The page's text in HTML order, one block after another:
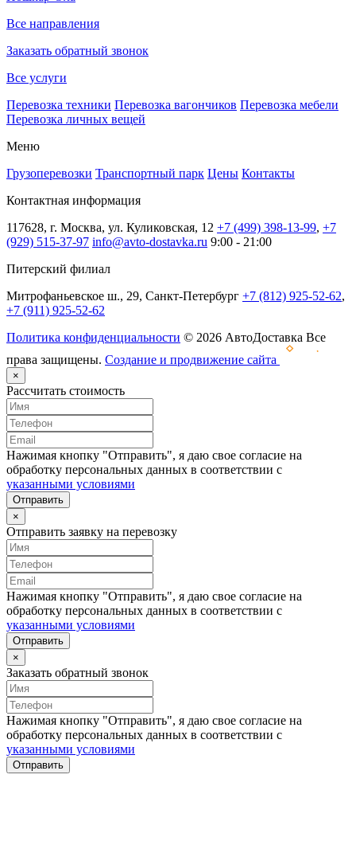
Все направления
Заказать обратный звонок
Все услуги
Перевозка техники Перевозка вагончиков Перевозка мебели
Перевозка личных вещей
Меню
Грузоперевозки Транспортный парк Цены Контакты
Контактная информация
117628, г. Москва, ул. Куликовская, 12 +7 (499) 398-13-99, +7
(929) 515-37-97 info@avto-dostavka.ru 9:00 - 21:00
Питерский филиал
Митрофаньевское ш., 29, Санкт-Петербург +7 (812) 925-52-62,
+7 (911) 925-52-62
Политика конфиденциальности © 2026 АвтоДоставка Все
права защищены. Создание и продвижение сайта
×
Рассчитать стоимость
Нажимая кнопку "Отправить", я даю свое согласие на
обработку персональных данных в соответствии с
указанными условиями
Отправить
×
Отправить заявку на перевозку
Нажимая кнопку "Отправить", я даю свое согласие на
обработку персональных данных в соответствии с
указанными условиями
Отправить
×
Заказать обратный звонок
Нажимая кнопку "Отправить", я даю свое согласие на
обработку персональных данных в соответствии с
указанными условиями
Отправить